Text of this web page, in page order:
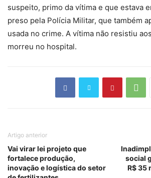
suspeito, primo da vítima e que estava
preso pela Polícia Militar, que também
usada no crime. A vítima não resistiu
morreu no hospital.
Artigo anterior
Vai virar lei projeto que
fortalece produção,
inovação e logística do setor
social
R$ 35